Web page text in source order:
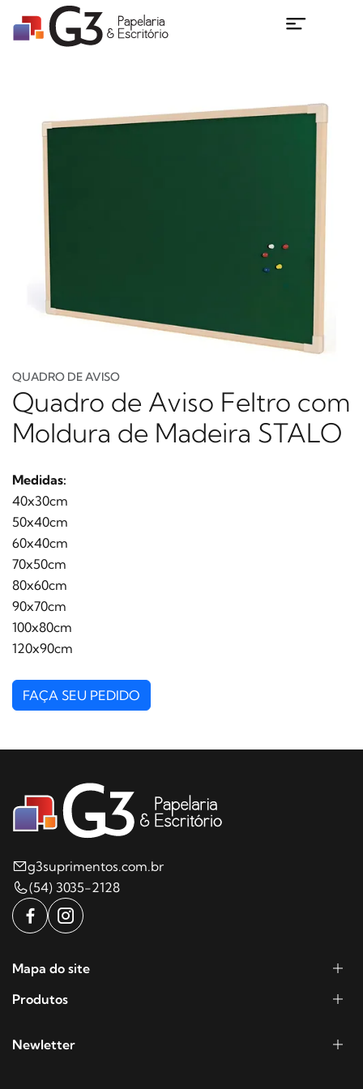
QUADRO DE AVISO
Quadro de Aviso Feltro com
Moldura de Madeira STALO
Medidas:
40x30cm
50x40cm
60x40cm
70x50cm
80x60cm
90x70cm
100x80cm
120x90cm
FAÇA SEU PEDIDO
g3suprimentos.com.br
(54) 3035-2128
Mapa do site
Produtos
Newletter